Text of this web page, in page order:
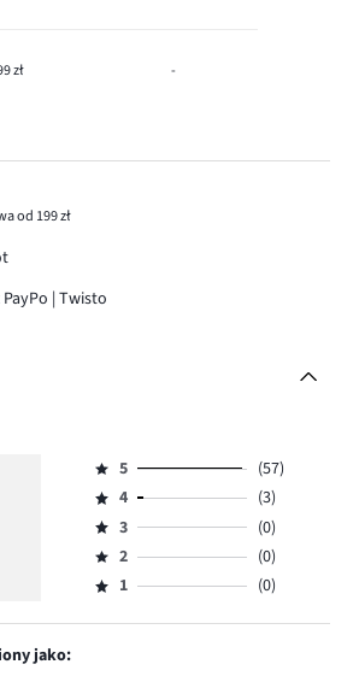
zł -
od 199 zł
| Twisto
Ocena
5,
ilość
głosów
57.
5
(57)
Ocena
4,
ilość
głosów
4
(3)
Ocena
3,
ilość
3
(0)
Ocena
2,
2
(0)
Ocena
1,
1 (0)
jako: